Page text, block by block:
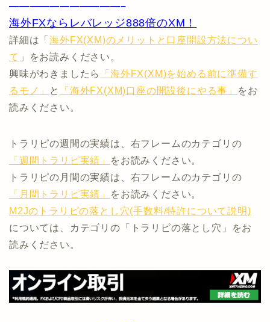
———————————–
海外FXならレバレッジ888倍のXM！
詳細は「海外FX(XM)のメリットと口座開設方法につい
て 」をお読みください。
興味がわきましたら
「海外FX(XM)を始める前に準備す
るモノ」
と 「海外FX(XM)口座の開設後にやる事」
をお
読みください。
トラリピの週間の実績は、右フレームのカテゴリの
「週間トラリピ実績」
をお読みください。
トラリピの月間の実績は、右フレームのカテゴリの
「月間トラリピ実績」
をお読みください。
M2Jのトラリピの落とし穴(手数料/特許について説明)
については、カテゴリの「トラリピの落とし穴」をお
読みください。